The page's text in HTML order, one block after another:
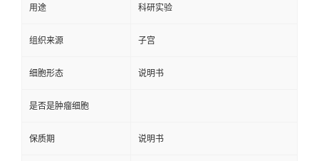
用途 科研实验
组织来源 子宫
细胞形态 说明书
是否是肿瘤细胞
保质期 说明书